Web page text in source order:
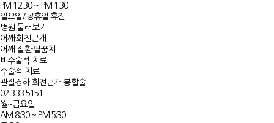
PM 12:30 ~ PM 1:30
일요일/공휴일 휴진
병원 둘러보기
어깨·회전근개
어깨 질환·팔꿈치
비수술적 치료
수술적 치료
관절경하 회전근개 봉합술
02.333.5151
월~금요일
AM 8:30 ~ PM 5:30